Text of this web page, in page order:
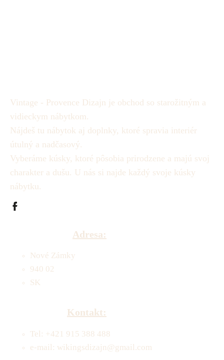
Vintage - Provence Dizajn je obchod so starožitným a
vidieckym nábytkom.
Nájdeš tu nábytok aj doplnky, ktoré spravia interiér
útulný a nadčasový.
Vyberáme kúsky, ktoré pôsobia prirodzene a majú svoj
charakter a dušu. U nás si najde každý svoje kúsky
nábytku.
Adresa:
Nové Zámky
940 02
SK
Kontakt:
Tel: +421 915 388 488
e-mail: wikingsdizajn@gmail.com